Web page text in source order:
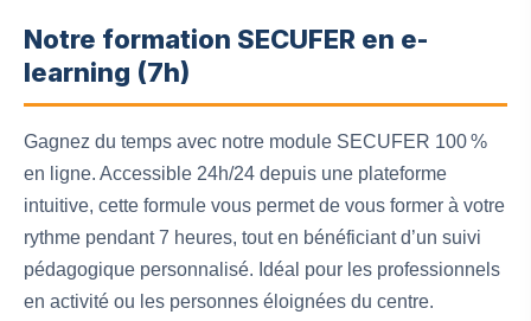
Notre formation SECUFER en e-
learning (7h)
Gagnez du temps avec notre module SECUFER 100 %
en ligne. Accessible 24h/24 depuis une plateforme
intuitive, cette formule vous permet de vous former à votre
rythme pendant 7 heures, tout en bénéficiant d’un suivi
pédagogique personnalisé. Idéal pour les professionnels
en activité ou les personnes éloignées du centre.